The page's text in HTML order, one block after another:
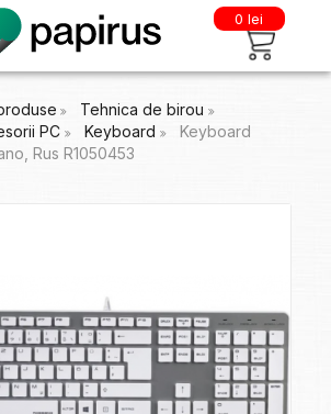
0 lei
Tehnica de birou
PC
Keyboard
Keyboard
Rus R1050453